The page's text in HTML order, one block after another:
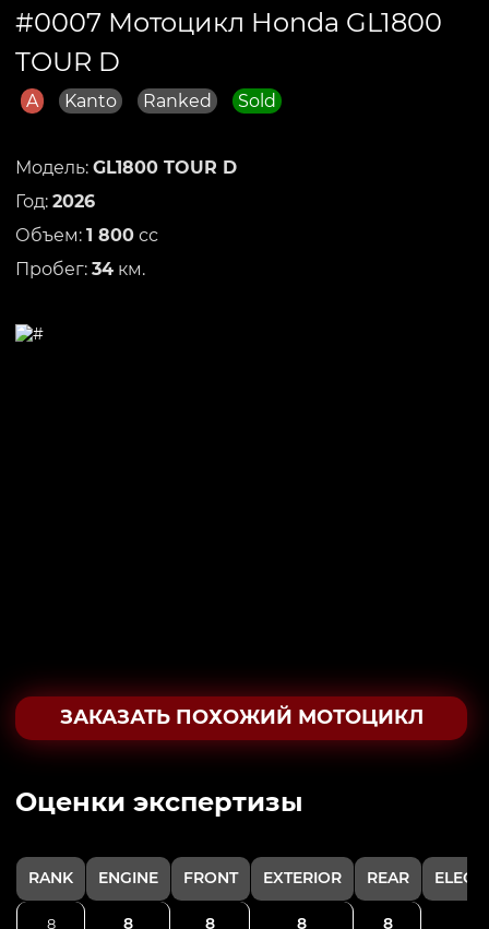
#0007 Мотоцикл Honda GL1800
TOUR D
A Kanto Ranked Sold
Модель: GL1800 TOUR D
Год: 2026
Объем: 1 800 сс
Пробег: 34 км.
ЗАКАЗАТЬ ПОХОЖИЙ МОТОЦИКЛ
Oценки экспертизы
RANK ENGINE FRONT EXTERIOR REAR
8 8 8 8 8